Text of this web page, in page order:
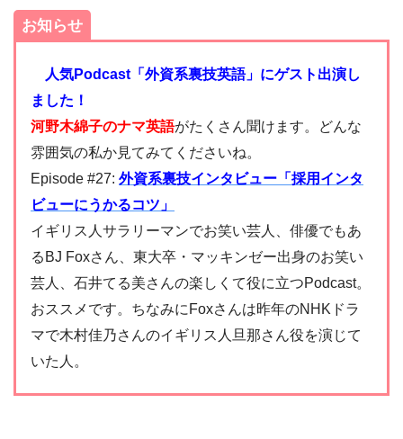
お知らせ
人気Podcast「外資系裏技英語」にゲスト出演し
ました！
河野木綿子のナマ英語がたくさん聞けます。どんな
雰囲気の私か見てみてくださいね。
Episode #27: 外資系裏技インタビュー「採用インタ
ビューにうかるコツ」
イギリス人サラリーマンでお笑い芸人、俳優でもあ
るBJ Foxさん、東大卒・マッキンゼー出身のお笑い
芸人、石井てる美さんの楽しくて役に立つPodcast。
おススメです。ちなみにFoxさんは昨年のNHKドラ
マで木村佳乃さんのイギリス人旦那さん役を演じて
いた人。